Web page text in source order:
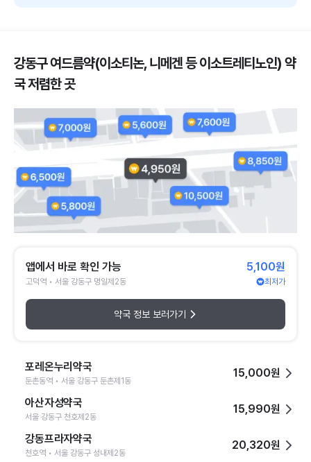
강동구 여드름약(이소티논, 니메겐 등 이소트레티노인) 약
국 저렴한 곳
앱에서 바로 확인 가능
고덕역 • 서울 강동구 명일제2동
5,100원
최저가
약국 정보 보러가기
포레온누리약국
둔촌동역 • 서울 강동구 둔촌제1동
15,000원
아산자성약국
서울 강동구 천호제2동
15,990원
강동프라자약국
천호역 • 서울 강동구 성내제2동
20,320원